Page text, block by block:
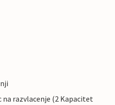
na razvlacenje (2 Kapacitet